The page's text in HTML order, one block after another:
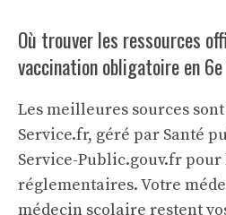
Où trouver les ressources
vaccination obligatoire en
Les meilleures sources
Service.fr, géré par Santé
Service-Public.gouv.fr pour
réglementaires. Votre
médecin scolaire restent